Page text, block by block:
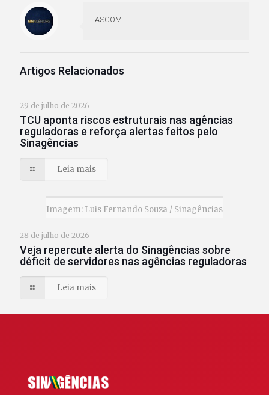
ASCOM
Artigos Relacionados
29 de julho de 2026
TCU aponta riscos estruturais nas agências
reguladoras e reforça alertas feitos pelo
Sinagências
Leia mais
Imagem: Luis Fernando Souza / Sinagências
28 de julho de 2026
Veja repercute alerta do Sinagências sobre
déficit de servidores nas agências reguladoras
Leia mais